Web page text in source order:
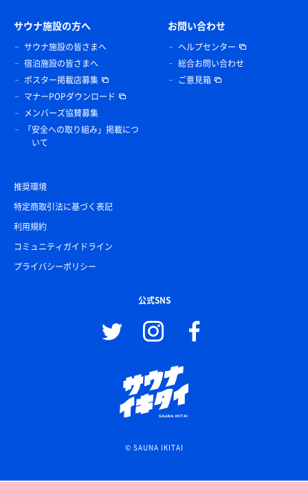
サウナ施設の方へ
サウナ施設の皆さまへ
宿泊施設の皆さまへ
ポスター掲載店募集
マナーPOPダウンロード
メンバーズ協賛募集
「安全への取り組み」掲載につ
いて
お問い合わせ
ヘルプセンター
総合お問い合わせ
ご意見箱
推奨環境
特定商取引法に基づく表記
利用規約
コミュニティガイドライン
プライバシーポリシー
公式SNS
© SAUNA IKITAI